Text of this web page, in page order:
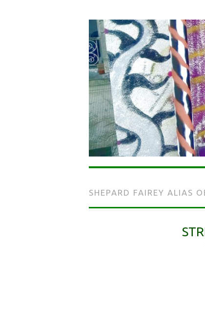
SHEPARD FAIREY ALIAS